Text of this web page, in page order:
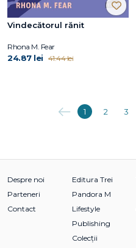
Vindecătorul rănit
Rhona M. Fear
24.87 lei 41.44 lei
Anterioara
1 2 3
Despre noi
Parteneri
Contact
Editura Trei
Pandora M
Lifestyle
Publishing
Colecții